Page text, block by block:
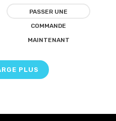
MORE
PASSER UNE
COMMANDE
MAINTENANT
PLUS